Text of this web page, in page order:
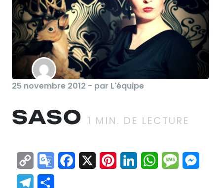
25 novembre 2012 - par L'équipe
SASO 1 MIN. DE LECTURE
Copy
Link
GoogleFacebook
X Pinterest
LinkedInWhatsApp
Telegram